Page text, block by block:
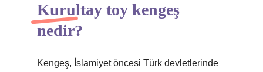
Kurultay toy kengeş
nedir?
Kengeş, İslamiyet öncesi Türk devletlerinde